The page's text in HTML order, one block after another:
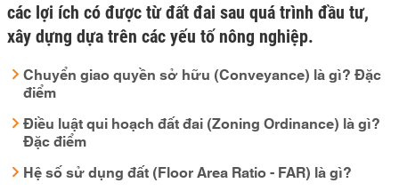
các lợi ích có được từ đất đai sau quá trình đầu tư,
xây dựng dựa trên các yếu tố nông nghiệp.
Chuyển giao quyền sở hữu (Conveyance) là gì? Đặc
điểm
Điều luật qui hoạch đất đai (Zoning Ordinance) là gì?
Đặc điểm
Hệ số sử dụng đất (Floor Area Ratio - FAR) là gì?